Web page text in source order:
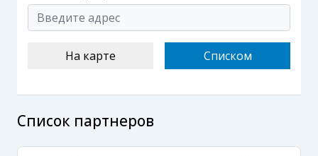
На карте Списком
Список партнеров